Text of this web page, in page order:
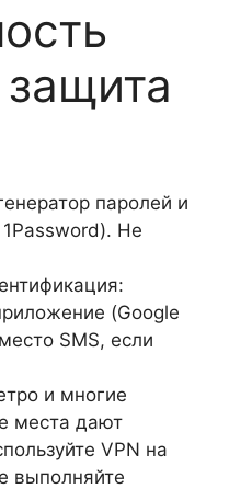
паролей и
Не
(Google
SMS, если
и многие
места дают
VPN на
выполняйте